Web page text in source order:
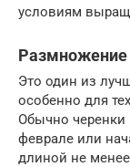
условиям
Это один из
особенно для
Обычно черенки
феврале или
длиной не